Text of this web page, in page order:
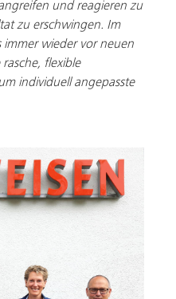
und reagieren zu
zu erschwingen. Im
immer wieder vor neuen
flexible
individuell angepasste